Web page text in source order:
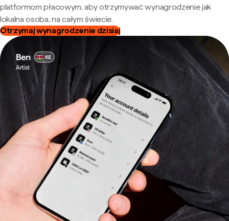
platformom płacowym, aby otrzymywać wynagrodzenie jak
lokalna osoba, na całym świecie.
Otrzymaj wynagrodzenie dzisiaj